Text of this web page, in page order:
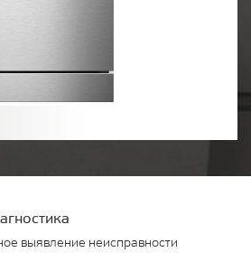
выявление неисправности